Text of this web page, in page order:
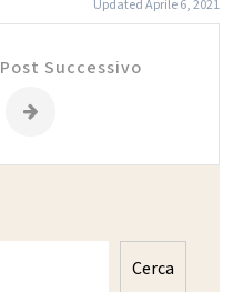
Updated Aprile 6, 2021
Post Successivo
Cerca